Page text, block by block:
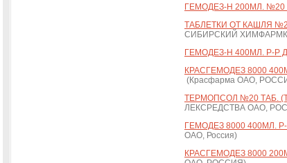
ГЕМОДЕЗ-Н 200МЛ. №20
ТАБЛЕТКИ ОТ КАШЛЯ
СИБИРСКИЙ
ГЕМОДЕЗ-Н 400МЛ. Р-Р
КРАСГЕМОДЕЗ 8000
(Красфарма ОАО,
ТЕРМОПСОЛ №20 ТАБ.
ЛЕКСРЕДСТВА ОАО,
ГЕМОДЕЗ 8000 400МЛ.
ОАО, Россия)
КРАСГЕМОДЕЗ 8000